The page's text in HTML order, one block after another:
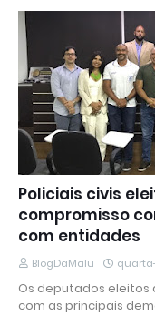
Policiais civis
compromisso
com entidades
BlogDaMalu
Os deputados eleitos
com as principais